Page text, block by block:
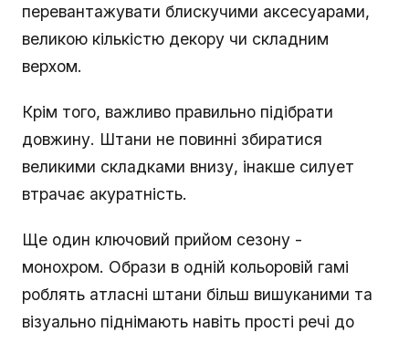
перевантажувати блискучими аксесуарами,
великою кількістю декору чи складним
верхом.
Крім того, важливо правильно підібрати
довжину. Штани не повинні збиратися
великими складками внизу, інакше силует
втрачає акуратність.
Ще один ключовий прийом сезону -
монохром. Образи в одній кольоровій гамі
роблять атласні штани більш вишуканими та
візуально піднімають навіть прості речі до